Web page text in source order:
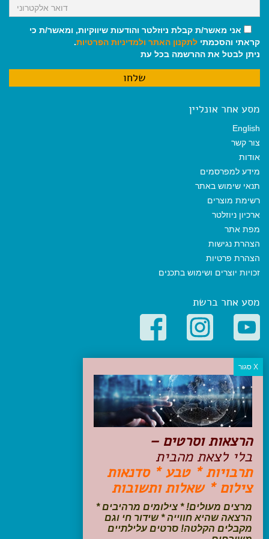
אני מאשר/ת קבלת ניוזלטר והודעות שיווקיות, ומאשר/ת כי
קראתי והסכמתי לתקנון האתר ולמדיניות הפרטיות.
ניתן לבטל את ההרשמה בכל עת
מסע אחר אונליין
English
צור קשר
אודות
מידע למפרסמים
תנאי שימוש באתר
רשימת מוצרים
ארכיון ניוזלטר
מפת אתר
הצהרת נגישות
הצהרת פרטיות
זכויות יוצרים ושימוש בתכנים
מסע אחר ברשת
קטגוריות פופולריות
יעדים
טיולים בישראל
מלונות בוטיק בישראל
טיפים והמלצות
הכנות לנסיעה
טיולי ג'יפים
טיולים עם ילדים
שייט, הפלגות, קרוזים
עקבו אחרינו בפייסבוק
הרצאות וסרטים –
בלי לצאת מהבית
תרבויות * טבע * סדנאות
צילום * שאלות ותשובות
מרצים מעולים! * צילומים מרהיבים *
הרצאה שהיא חווייה * שידור חי וגם
מקבלים הקלטה! סרטים עלילתיים